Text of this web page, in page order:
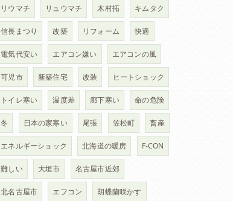
リウマチ リュウマチ 木村拓 キムタク
信長まつり 改築 リフォーム 快適
電気代安い エアコン嫌い エアコンの風
可児市 新築住宅 改装 ヒートショック
トイレ寒い 温度差 廊下寒い 命の危険
冬 日本の家寒い 尾張 笠松町 畜産
エネルギーショック 北海道の暖房 F-CON
難しい 大垣市 名古屋市近郊
北名古屋市 エフコン 胡蝶蘭咲かす